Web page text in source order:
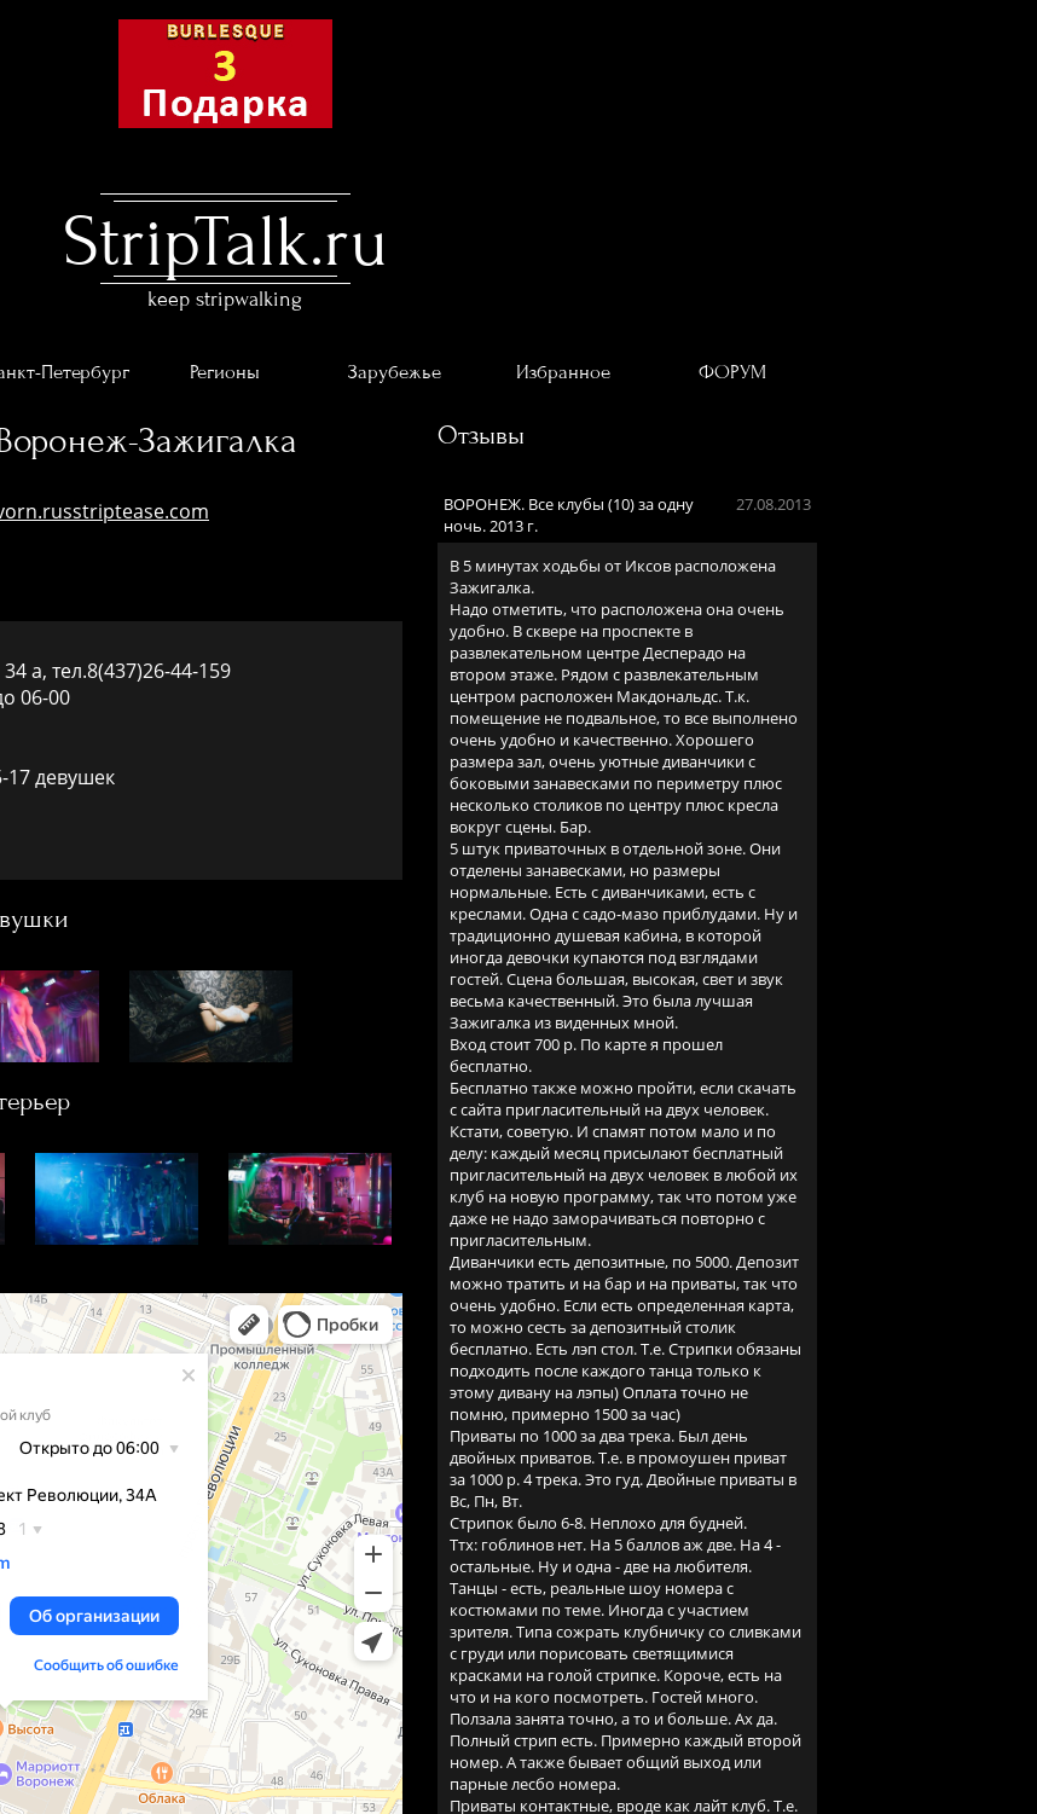
StripTalk.ru
keep stripwalking
Петербург Регионы Зарубежье Избранное ФОРУМ
Зажигалка
а, тел.8(437)26-44-159
06-00
17 девушек
Отзывы
27.08.2013
ВОРОНЕЖ. Все клубы (10) за одну
ночь. 2013 г.
В 5 минутах ходьбы от Иксов расположена
Зажигалка.
Надо отметить, что расположена она очень
удобно. В сквере на проспекте в
развлекательном центре Десперадо на
втором этаже. Рядом с развлекательным
центром расположен Макдональдс. Т.к.
помещение не подвальное, то все выполнено
очень удобно и качественно. Хорошего
размера зал, очень уютные диванчики с
боковыми занавесками по периметру плюс
несколько столиков по центру плюс кресла
вокруг сцены. Бар.
5 штук приваточных в отдельной зоне. Они
отделены занавесками, но размеры
нормальные. Есть с диванчиками, есть с
креслами. Одна с садо-мазо приблудами. Ну и
традиционно душевая кабина, в которой
иногда девочки купаются под взглядами
гостей. Сцена большая, высокая, свет и звук
весьма качественный. Это была лучшая
Зажигалка из виденных мной.
Вход стоит 700 р. По карте я прошел
бесплатно.
Бесплатно также можно пройти, если скачать
с сайта пригласительный на двух человек.
Кстати, советую. И спамят потом мало и по
делу: каждый месяц присылают бесплатный
пригласительный на двух человек в любой их
клуб на новую программу, так что потом уже
даже не надо заморачиваться повторно с
пригласительным.
Диванчики есть депозитные, по 5000. Депозит
можно тратить и на бар и на приваты, так что
очень удобно. Если есть определенная карта,
то можно сесть за депозитный столик
бесплатно. Есть лэп стол. Т.е. Стрипки обязаны
подходить после каждого танца только к
этому дивану на лэпы) Оплата точно не
помню, примерно 1500 за час)
Приваты по 1000 за два трека. Был день
двойных приватов. Т.е. в промоушен приват
за 1000 р. 4 трека. Это гуд. Двойные приваты в
Вс, Пн, Вт.
Стрипок было 6-8. Неплохо для будней.
Ттх: гоблинов нет. На 5 баллов аж две. На 4 -
остальные. Ну и одна - две на любителя.
Танцы - есть, реальные шоу номера с
костюмами по теме. Иногда с участием
зрителя. Типа сожрать клубничку со сливками
с груди или порисовать светящимися
красками на голой стрипке. Короче, есть на
что и на кого посмотреть. Гостей много.
Ползала занята точно, а то и больше. Ах да.
Полный стрип есть. Примерно каждый второй
номер. А также бывает общий выход или
парные лесбо номера.
Приваты контактные, вроде как лайт клуб. Т.е.